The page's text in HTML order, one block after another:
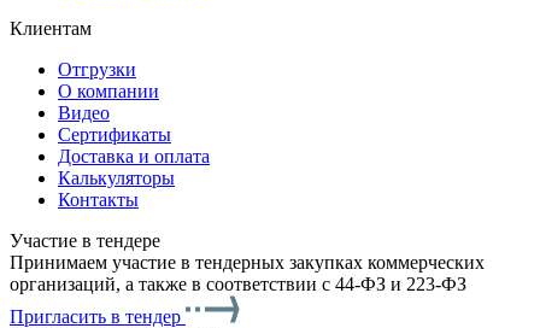
Клиентам
Отгрузки
О компании
Видео
Сертификаты
Доставка и оплата
Калькуляторы
Контакты
Участие в тендере
Принимаем участие в тендерных закупках коммерческих
организаций, а также в соответствии с 44-ФЗ и 223-ФЗ
Пригласить в тендер